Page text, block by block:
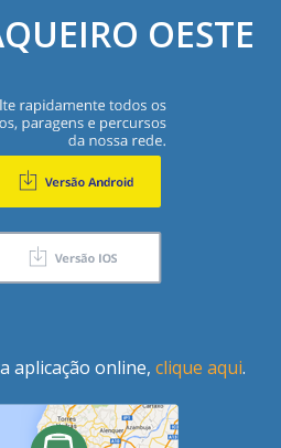
OESTE
aplicação online, clique aqui.